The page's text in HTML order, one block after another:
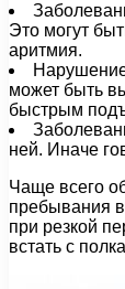
Это могут
аритмия.
может быть
быстрым
ней. Иначе
Чаще всего
пребывания
при резкой
встать с